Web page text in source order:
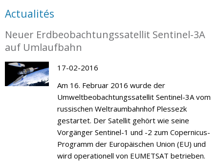
Actualités
Neuer Erdbeobachtungssatellit Sentinel-3A
auf Umlaufbahn
17-02-2016
Am 16. Februar 2016 wurde der
Umweltbeobachtungssatellit Sentinel-3A vom
russischen Weltraumbahnhof Plessezk
gestartet. Der Satellit gehört wie seine
Vorgänger Sentinel-1 und -2 zum Copernicus-
Programm der Europäischen Union (EU) und
wird operationell von EUMETSAT betrieben.